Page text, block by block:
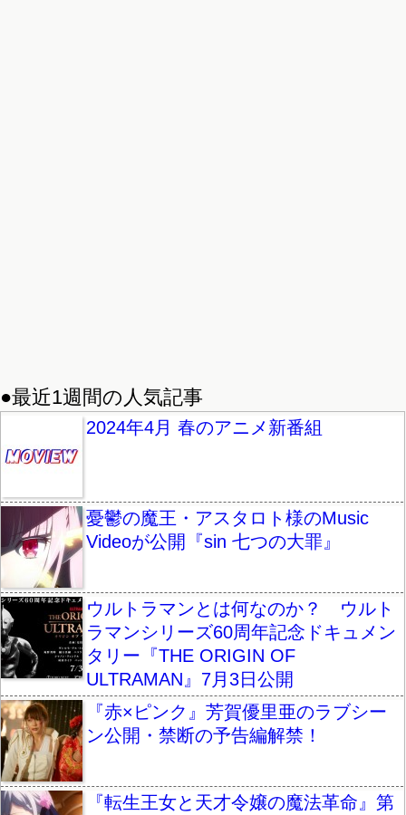
●最近1週間の人気記事
2024年4月 春のアニメ新番組
憂鬱の魔王・アスタロト様のMusic
Videoが公開『sin 七つの大罪』
ウルトラマンとは何なのか？ ウルト
ラマンシリーズ60周年記念ドキュメン
タリー『THE ORIGIN OF
ULTRAMAN』7月3日公開
『赤×ピンク』芳賀優里亜のラブシー
ン公開・禁断の予告編解禁！
『転生王女と天才令嬢の魔法革命』第